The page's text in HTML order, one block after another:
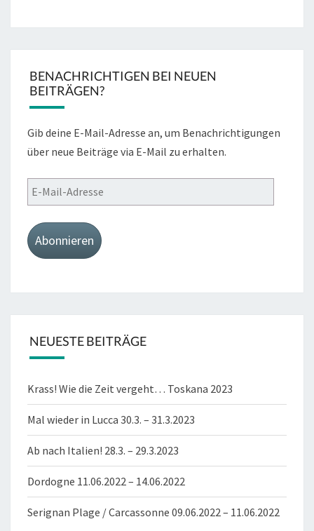
BENACHRICHTIGEN BEI NEUEN
BEITRÄGEN?
Gib deine E-Mail-Adresse an, um Benachrichtigungen
über neue Beiträge via E-Mail zu erhalten.
E-
Mail-
Adresse
Abonnieren
NEUESTE BEITRÄGE
Krass! Wie die Zeit vergeht… Toskana 2023
Mal wieder in Lucca 30.3. – 31.3.2023
Ab nach Italien! 28.3. – 29.3.2023
Dordogne 11.06.2022 – 14.06.2022
Serignan Plage / Carcassonne 09.06.2022 – 11.06.2022